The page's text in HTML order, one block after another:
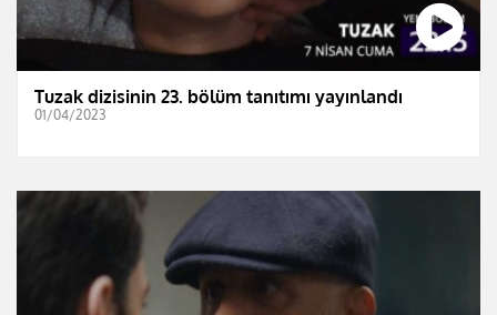
Tuzak dizisinin 23. bölüm tanıtımı yayınlandı
01/04/2023